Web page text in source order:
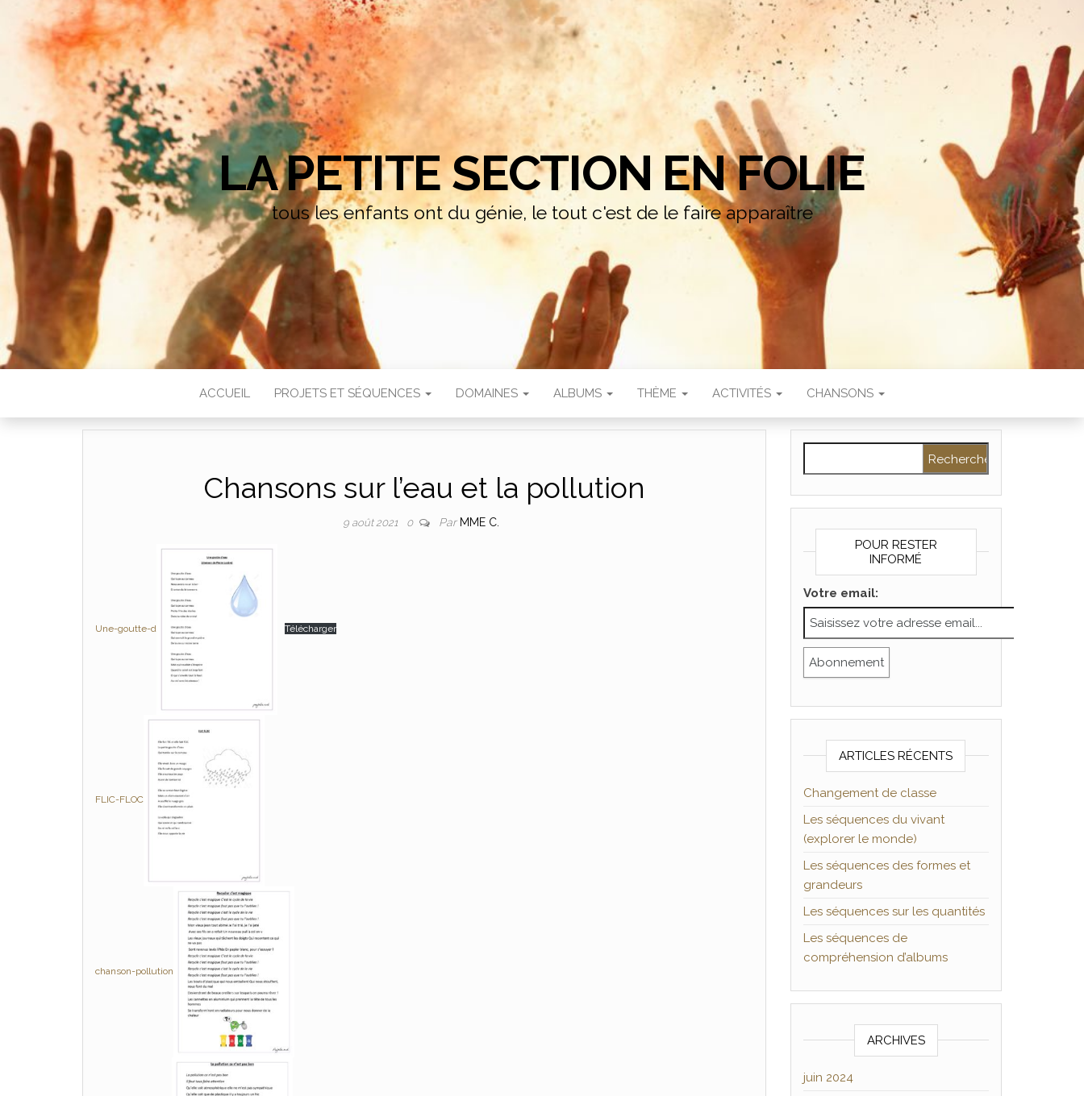
LA PETITE SECTION EN FOLIE
tous les enfants ont du génie, le tout c'est de le faire apparaître
ACCUEIL PROJETS ET SÉQUENCES DOMAINES ALBUMS THÈME ACTIVITÉS CHANSONS
Chansons sur l’eau et la pollution
9 août 2021 0 Par MME C.
Une-goutte-d Télécharger
FLIC-FLOC
chanson-pollution
POUR RESTER
INFORMÉ
Votre email:
ARTICLES RÉCENTS
Changement de classe
Les séquences du vivant
(explorer le monde)
Les séquences des formes et
grandeurs
Les séquences sur les quantités
Les séquences de
compréhension d’albums
ARCHIVES
juin 2024